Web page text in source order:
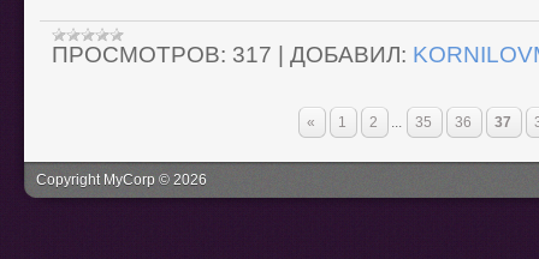
ПРОСМОТРОВ: 317 ДОБАВИЛ:
« 1 2 ... 35 36 37
Copyright MyCorp © 2026